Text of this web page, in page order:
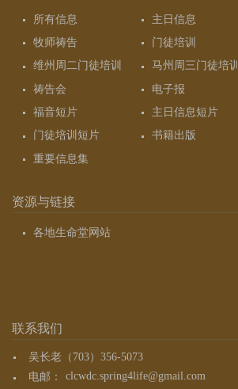
所有信息
主日信息
牧师祷告
门徒培训
维州周二门徒培训
马州周三门徒培训
祷告会
电子报
福音短片
主日信息短片
门徒培训短片
书籍出版
重要信息集
资源与链接
各地生命堂网站
联系我们
吴长老（703）356-5073
电邮：
clcwdc.spring4life@gmail.com